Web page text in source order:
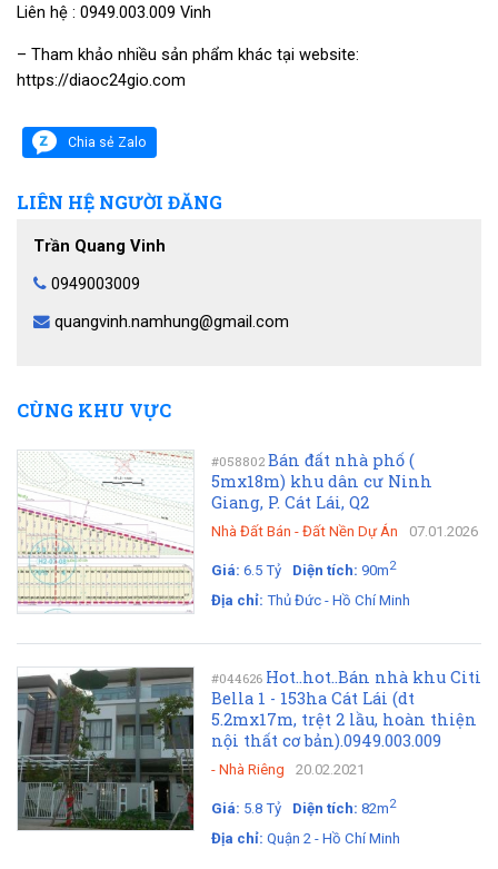
Liên hệ : 0949.003.009 Vinh
– Tham khảo nhiều sản phẩm khác tại website:
https://diaoc24gio.com
Chia sẻ Zalo
LIÊN HỆ NGƯỜI ĐĂNG
Trần Quang Vinh
0949003009
quangvinh.namhung@gmail.com
CÙNG KHU VỰC
#058802 Bán đất nhà phố (
5mx18m) khu dân cư Ninh
Giang, P. Cát Lái, Q2
Nhà Đất Bán - Đất Nền Dự Án 07.01.2026
Giá: 6.5 Tỷ Diện tích: 90m2
Địa chỉ: Thủ Đức - Hồ Chí Minh
#044626 Hot..hot..Bán nhà khu Citi
Bella 1 - 153ha Cát Lái (dt
5.2mx17m, trệt 2 lầu, hoàn thiện
nội thất cơ bản).0949.003.009
- Nhà Riêng 20.02.2021
Giá: 5.8 Tỷ Diện tích: 82m2
Địa chỉ: Quận 2 - Hồ Chí Minh